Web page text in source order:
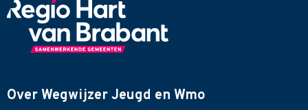
Over Wegwijzer Jeugd en Wmo